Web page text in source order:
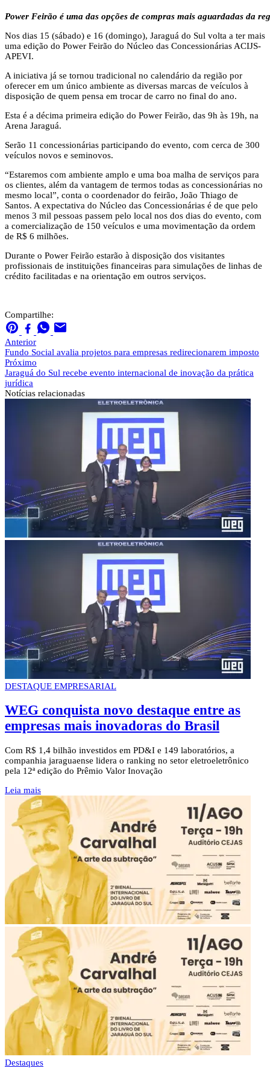
Power Feirão é uma das opções de compras mais aguardadas da
Nos dias 15 (sábado) e 16 (domingo), Jaraguá do Sul volta a ter mais
uma edição do Power Feirão do Núcleo das Concessionárias ACIJS-
APEVI.
A iniciativa já se tornou tradicional no calendário da região por
oferecer em um único ambiente as diversas marcas de veículos à
disposição de quem pensa em trocar de carro no final do ano.
Esta é a décima primeira edição do Power Feirão, das 9h às 19h, na
Arena Jaraguá.
Serão 11 concessionárias participando do evento, com cerca de 300
veículos novos e seminovos.
“Estaremos com ambiente amplo e uma boa malha de serviços para
os clientes, além da vantagem de termos todas as concessionárias no
mesmo local”, conta o coordenador do feirão, João Thiago de
Santos. A expectativa do Núcleo das Concessionárias é de que pelo
menos 3 mil pessoas passem pelo local nos dos dias do evento, com
a comercialização de 150 veículos e uma movimentação da ordem
de R$ 6 milhões.
Durante o Power Feirão estarão à disposição dos visitantes
profissionais de instituições financeiras para simulações de linhas de
crédito facilitadas e na orientação em outros serviços.
Compartilhe:
Anterior
Fundo Social avalia projetos para empresas redirecionarem imposto
Próximo
Jaraguá do Sul recebe evento internacional de inovação da prática
jurídica
Notícias relacionadas
DESTAQUE EMPRESARIAL
WEG conquista novo destaque entre as
empresas mais inovadoras do Brasil
Com R$ 1,4 bilhão investidos em PD&I e 149 laboratórios, a
companhia jaraguaense lidera o ranking no setor eletroeletrônico
pela 12ª edição do Prêmio Valor Inovação
Leia mais
Destaques